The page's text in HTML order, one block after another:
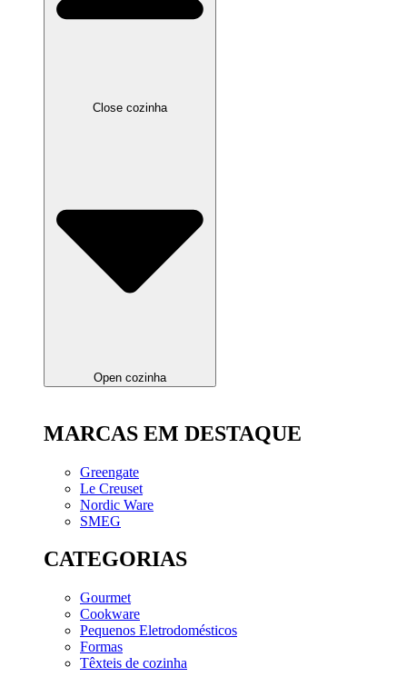
Close cozinha
Open cozinha
MARCAS EM DESTAQUE
Greengate
Le Creuset
Nordic Ware
SMEG
CATEGORIAS
Gourmet
Cookware
Pequenos Eletrodomésticos
Formas
Têxteis de cozinha